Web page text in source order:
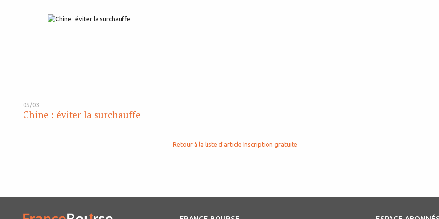
05/03
Chine : éviter la surchauffe
Retour à la liste d'article Inscription gratuite